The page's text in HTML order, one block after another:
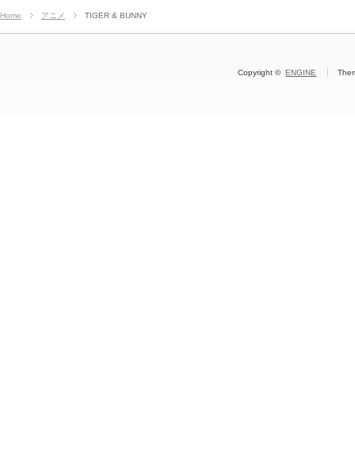
Home アニメ TIGER & BUNNY
Copyright ©ENGINE